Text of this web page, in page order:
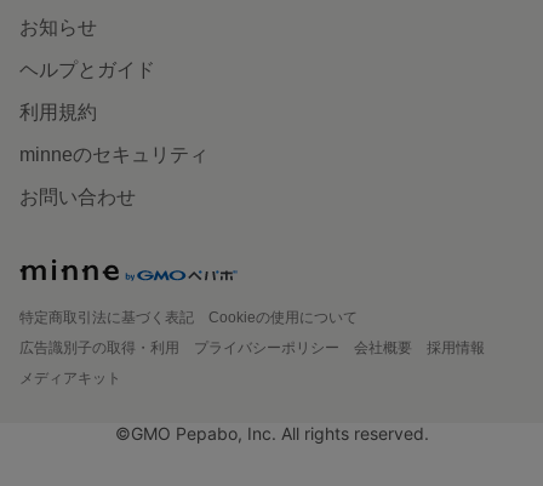
お知らせ
ヘルプとガイド
利用規約
minneのセキュリティ
お問い合わせ
特定商取引法に基づく表記
Cookieの使用について
広告識別子の取得・利用
プライバシーポリシー 会社概要
採用情報
メディアキット
©GMO Pepabo, Inc. All rights reserved.